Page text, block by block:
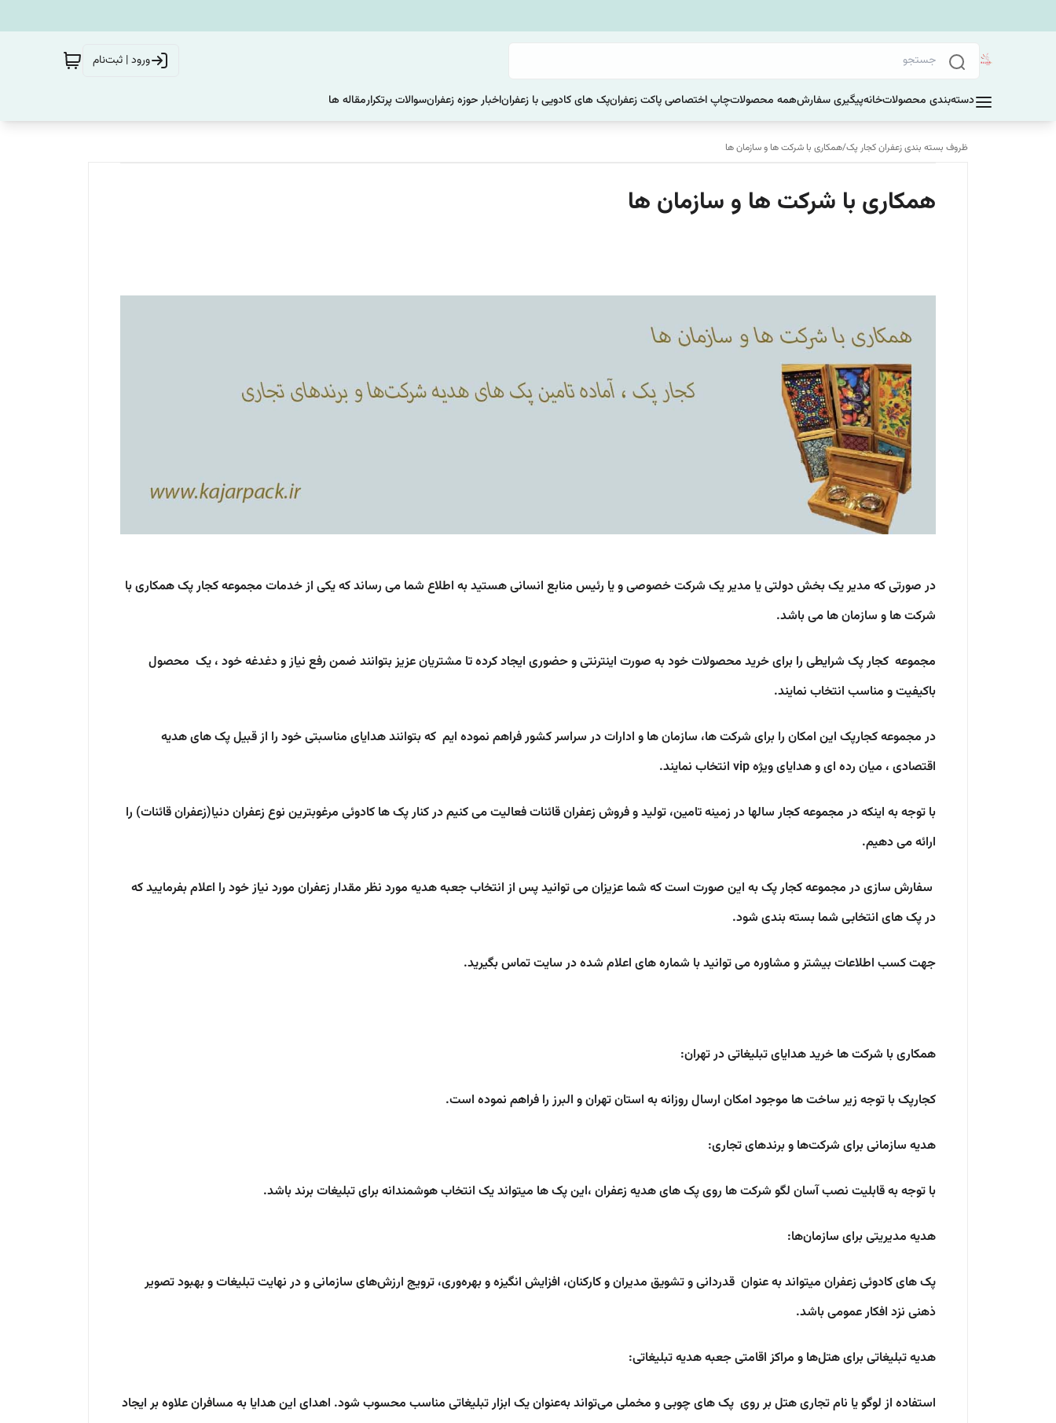
ورود | ثبت‌نام
دسته‌بندی محصولاتخانهپیگیری سفارشهمه محصولاتچاپ اختصاصی پاکت زعفرانپک های کادویی با زعفراناخبار حوزه زعفرانسوالات پرتکرارمقاله ها
ظروف بسته بندی زعفران کجار پک/همکاری با شرکت ها و سازمان ها
همکاری با شرکت ها و سازمان ها
در صورتی که مدیر یک بخش دولتی یا مدیر یک شرکت خصوصی و یا رئیس منابع انسانی هستید به اطلاع شما می رساند که یکی از خدمات مجموعه کجار پک همکاری با
شرکت ها و سازمان ها می باشد.
مجموعه کجار پک شرایطی را برای خرید محصولات خود به صورت اینترنتی و حضوری ایجاد کرده تا مشتریان عزیز بتوانند ضمن رفع نیاز و دغدغه خود ، یک محصول
باکیفیت و مناسب انتخاب نمایند.
در مجموعه کجارپک این امکان را برای شرکت ها، سازمان ها و ادارات در سراسر کشور فراهم نموده ایم که بتوانند هدایای مناسبتی خود را از قبیل پک های هدیه
اقتصادی ، میان رده ای و هدایای ویژه vip انتخاب نمایند.
با توجه به اینکه در مجموعه کجار سالها در زمینه تامین، تولید و فروش زعفران قائنات فعالیت می کنیم در کنار پک ها کادوئی مرغوبترین نوع زعفران دنیا(زعفران قائنات) را
ارائه می دهیم.
سفارش سازی در مجموعه کجار پک به این صورت است که شما عزیزان می توانید پس از انتخاب جعبه هدیه مورد نظر مقدار زعفران مورد نیاز خود را اعلام بفرمایید که
در پک های انتخابی شما بسته بندی شود.
جهت کسب اطلاعات بیشتر و مشاوره می توانید با شماره های اعلام شده در سایت تماس بگیرید.
همکاری با شرکت ها خرید هدایای تبلیغاتی در تهران:
کجارپک با توجه زیر ساخت ها موجود امکان ارسال روزانه به استان تهران و البرز را فراهم نموده است.
هدیه سازمانی برای شرکت‌ها و برندهای تجاری:
با توجه به قابلیت نصب آسان لگو شرکت ها روی پک های هدیه زعفران ،این پک ها میتواند یک انتخاب هوشمندانه برای تبلیغات برند باشد.
هدیه مدیریتی برای سازمان‌ها:
پک های کادوئی زعفران میتواند به عنوان قدردانی و تشویق مدیران و کارکنان، افزایش انگیزه و بهره‌وری، ترویج ارزش‌های سازمانی و در نهایت تبلیغات و بهبود تصویر
ذهنی نزد افکار عمومی باشد.
هدیه تبلیغاتی برای هتل‌ها و مراکز اقامتی جعبه هدیه تبلیغاتی:
استفاده از لوگو یا نام تجاری هتل بر روی پک های چوبی و مخملی می‌تواند به‌عنوان یک ابزار تبلیغاتی مناسب محسوب شود. اهدای این هدایا به مسافران علاوه بر ایجاد